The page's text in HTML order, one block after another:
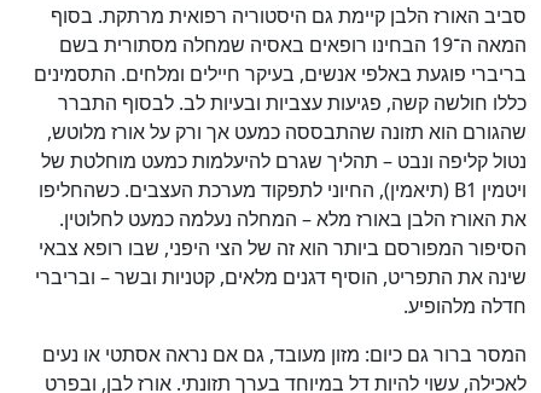
סביב האורז הלבן קיימת גם היסטוריה רפואית מרתקת. בסוף
המאה ה־19 הבחינו רופאים באסיה שמחלה מסתורית בשם
בריברי פוגעת באלפי אנשים, בעיקר חיילים ומלחים. התסמינים
כללו חולשה קשה, פגיעות עצביות ובעיות לב. לבסוף התברר
שהגורם הוא תזונה שהתבססה כמעט אך ורק על אורז מלוטש,
נטול קליפה ונבט – תהליך שגרם להיעלמות כמעט מוחלטת של
ויטמין B1 (תיאמין), החיוני לתפקוד מערכת העצבים. כשהחליפו
את האורז הלבן באורז מלא – המחלה נעלמה כמעט לחלוטין.
הסיפור המפורסם ביותר הוא זה של הצי היפני, שבו רופא צבאי
שינה את התפריט, הוסיף דגנים מלאים, קטניות ובשר – ובריברי
חדלה מלהופיע.
המסר ברור גם כיום: מזון מעובד, גם אם נראה אסתטי או נעים
לאכילה, עשוי להיות דל במיוחד בערך תזונתי. אורז לבן, ובפרט